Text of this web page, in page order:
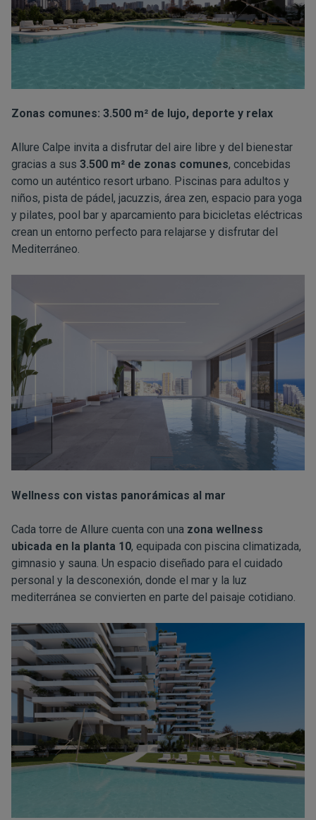
Zonas comunes: 3.500 m² de lujo, deporte y relax
Allure Calpe invita a disfrutar del aire libre y del bienestar
gracias a sus 3.500 m² de zonas comunes, concebidas
como un auténtico resort urbano. Piscinas para adultos y
niños, pista de pádel, jacuzzis, área zen, espacio para yoga
y pilates, pool bar y aparcamiento para bicicletas eléctricas
crean un entorno perfecto para relajarse y disfrutar del
Mediterráneo.
Wellness con vistas panorámicas al mar
Cada torre de Allure cuenta con una zona wellness
ubicada en la planta 10, equipada con piscina climatizada,
gimnasio y sauna. Un espacio diseñado para el cuidado
personal y la desconexión, donde el mar y la luz
mediterránea se convierten en parte del paisaje cotidiano.